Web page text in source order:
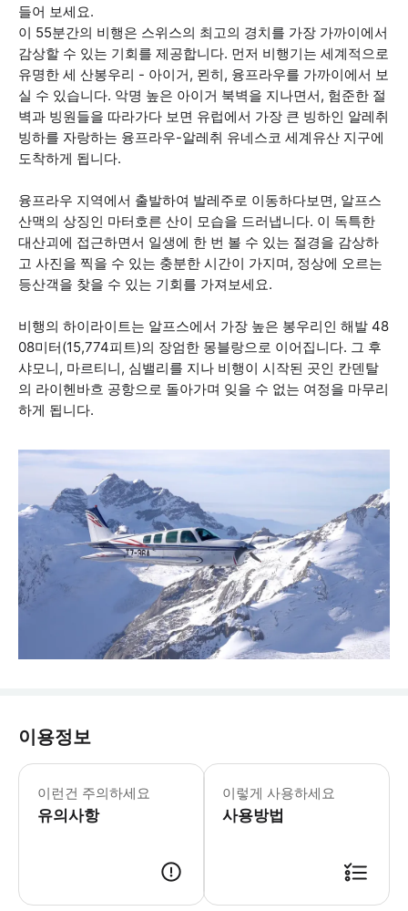
들어 보세요.
이 55분간의 비행은 스위스의 최고의 경치를 가장 가까이에서
감상할 수 있는 기회를 제공합니다. 먼저 비행기는 세계적으로
유명한 세 산봉우리 - 아이거, 묀히, 융프라우를 가까이에서 보
실 수 있습니다. 악명 높은 아이거 북벽을 지나면서, 험준한 절
벽과 빙원들을 따라가다 보면 유럽에서 가장 큰 빙하인 알레취
빙하를 자랑하는 융프라우-알레취 유네스코 세계유산 지구에
도착하게 됩니다.
융프라우 지역에서 출발하여 발레주로 이동하다보면, 알프스
산맥의 상징인 마터호른 산이 모습을 드러냅니다. 이 독특한
대산괴에 접근하면서 일생에 한 번 볼 수 있는 절경을 감상하
고 사진을 찍을 수 있는 충분한 시간이 가지며, 정상에 오르는
등산객을 찾을 수 있는 기회를 가져보세요.
비행의 하이라이트는 알프스에서 가장 높은 봉우리인 해발 48
08미터(15,774피트)의 장엄한 몽블랑으로 이어집니다. 그 후
샤모니, 마르티니, 심밸리를 지나 비행이 시작된 곳인 칸덴탈
의 라이헨바흐 공항으로 돌아가며 잊을 수 없는 여정을 마무리
하게 됩니다.
이용정보
이런건 주의하세요
유의사항
✅ 미팅 정보 - 장소 : Skydive by
이렇게 사용하세요
사용방법